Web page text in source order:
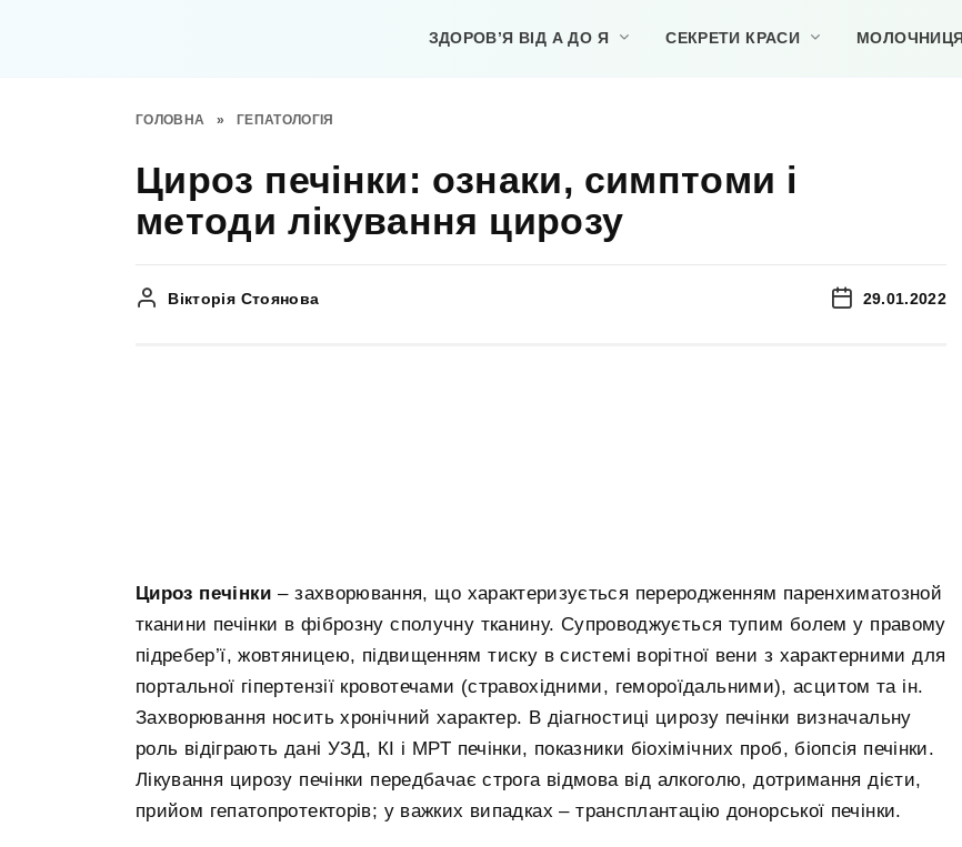
ЗДОРОВ’Я ВІД А ДО Я СЕКРЕТИ КРАСИ МОЛОЧНИЦЯ
ГОЛОВНА » ГЕПАТОЛОГІЯ
Цироз печінки: ознаки, симптоми і
методи лікування цирозу
Вікторія Стоянова 29.01.2022
Цироз печінки – захворювання, що характеризується переродженням паренхиматозной
тканини печінки в фіброзну сполучну тканину. Супроводжується тупим болем у правому
підребер’ї, жовтяницею, підвищенням тиску в системі ворітної вени з характерними для
портальної гіпертензії кровотечами (стравохідними, гемороїдальними), асцитом та ін.
Захворювання носить хронічний характер. В діагностиці цирозу печінки визначальну
роль відіграють дані УЗД, КІ і МРТ печінки, показники біохімічних проб, біопсія печінки.
Лікування цирозу печінки передбачає строга відмова від алкоголю, дотримання дієти,
прийом гепатопротекторів; у важких випадках – трансплантацію донорської печінки.